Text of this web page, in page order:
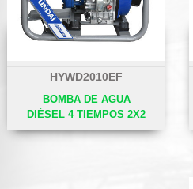
HYWD2010EF
BOMBA DE AGUA
DIÉSEL 4 TIEMPOS 2X2